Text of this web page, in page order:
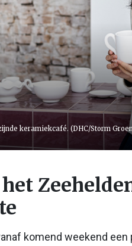
keramiekcafé. (DHC/Storm
komend weekend een